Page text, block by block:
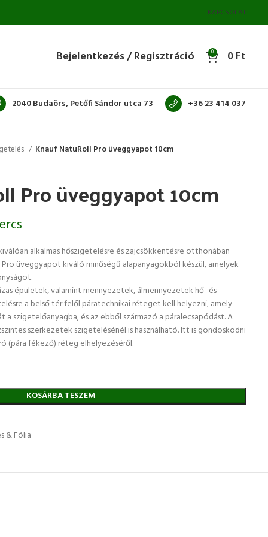
KAPCSOLAT
Bejelentkezés / Regisztráció 0 0Ft
2040 Budaörs, Petőfi Sándor utca 73 +36 23 414 037
Knauf NatuRoll Pro üveggyapot 10cm
Pro üveggyapot 10cm
alkalmas hőszigetelésre és zajcsökkentésre otthonában
üveggyapot kiváló minőségű alapanyagokból készül, amelyek
épületek, valamint mennyezetek, álmennyezetek hő- és
a belső tér felől páratechnikai réteget kell helyezni, amely
a szigetelőanyagba, és az ebből származó a páralecsapódást. A
szerkezetek szigetelésénél is használható. Itt is gondoskodni
(pára fékező) réteg elhelyezéséről.
KOSÁRBA TESZEM
& Fólia